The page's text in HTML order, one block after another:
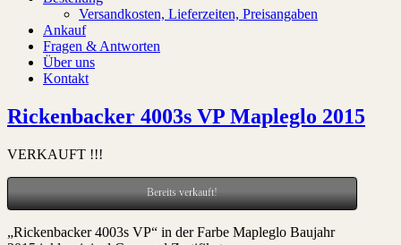
Versandkosten, Lieferzeiten, Preisangaben
Ankauf
Fragen & Antworten
Über uns
Kontakt
Rickenbacker 4003s VP Mapleglo 2015
VERKAUFT !!!
Bereits verkauft!
„Rickenbacker 4003s VP“ in der Farbe Mapleglo Baujahr